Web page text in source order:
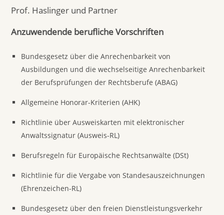
Prof. Haslinger und Partner
Anzuwendende berufliche Vorschriften
Bundesgesetz über die Anrechenbarkeit von
Ausbildungen und die wechselseitige Anrechenbarkeit
der Berufsprüfungen der Rechtsberufe (ABAG)
Allgemeine Honorar-Kriterien (AHK)
Richtlinie über Ausweiskarten mit elektronischer
Anwaltssignatur (Ausweis-RL)
Berufsregeln für Europäische Rechtsanwälte (DSt)
Richtlinie für die Vergabe von Standesauszeichnungen
(Ehrenzeichen-RL)
Bundesgesetz über den freien Dienstleistungsverkehr